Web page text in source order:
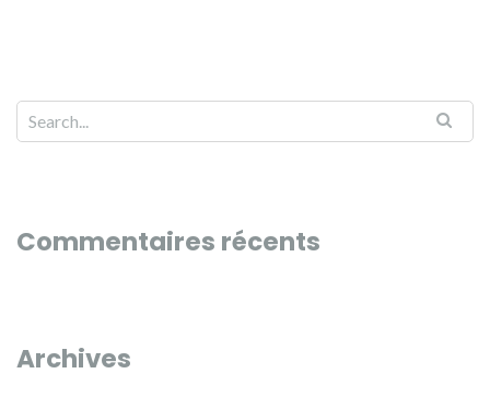
Commentaires récents
Archives